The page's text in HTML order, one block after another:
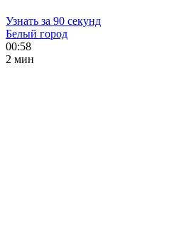
Узнать за 90 секунд
Белый город
00:58
2 мин